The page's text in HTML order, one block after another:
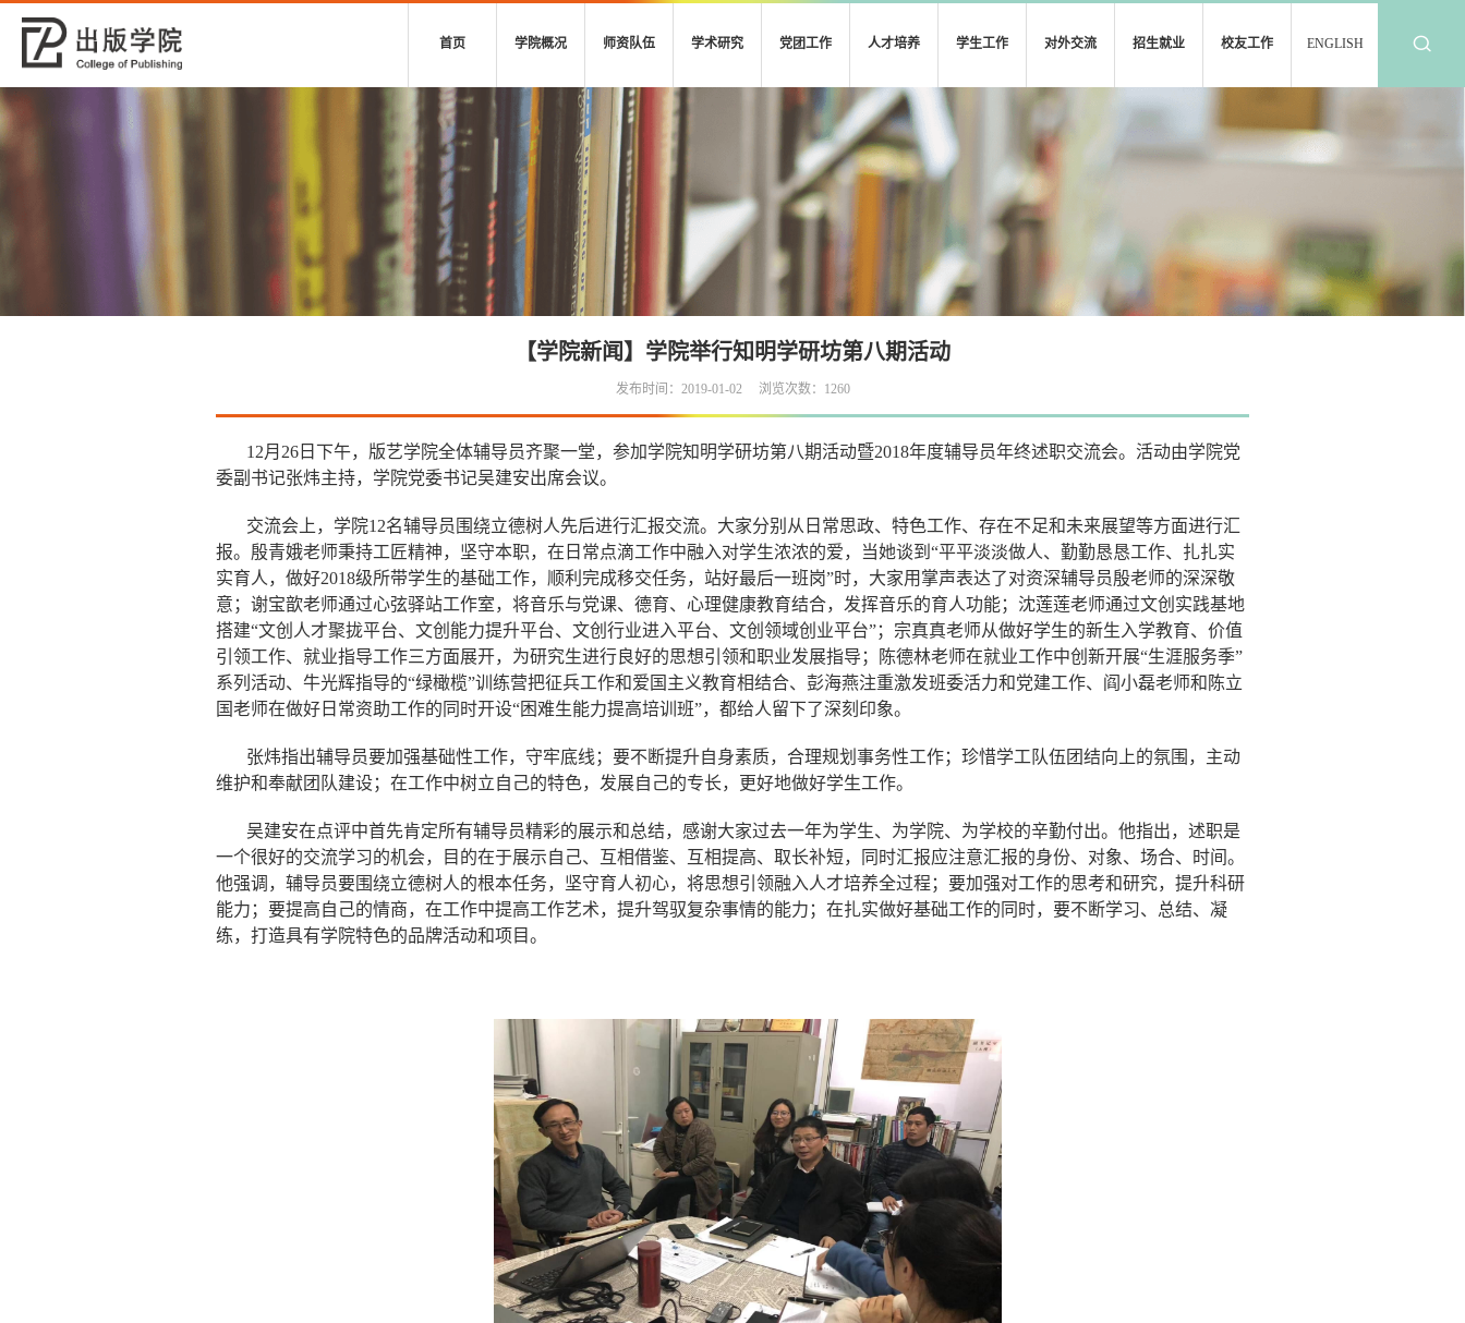
首页 学院概况 师资队伍 学术研究 党团工作 人才培养 学生工作 对外交流 招生就业 校友工作 ENGLISH
【学院新闻】学院举行知明学研坊第八期活动
发布时间：2019-01-02 浏览次数： 1260
12月 26 日下午，版艺学院全体辅导员齐聚一堂，参加学院知明学研坊第八期活动暨2018年度辅导员年终述职交流会。活动由学院党
委副书记张炜主持，学院党委书记吴建安出席会议。
交流会上，学院12名辅导员围绕立德树人先后进行汇报交流。大家分别从日常思政、特色工作、存在不足和未来展望等方面进行汇
报。殷青娥老师秉持工匠精神，坚守本职，在日常点滴工作中融入对学生浓浓的爱，当她谈到“平平淡淡做人、勤勤恳恳工作、扎扎实
实育人，做好2018级所带学生的基础工作，顺利完成移交任务，站好最后一班岗”时，大家用掌声表达了对资深辅导员殷老师的深深敬
意；谢宝歆老师通过心弦驿站工作室，将音乐与党课、德育、心理健康教育结合，发挥音乐的育人功能；沈莲莲老师通过文创实践基地
搭建“文创人才聚拢平台、文创能力提升平台、文创行业进入平台、文创领域创业平台”；宗真真老师从做好学生的新生入学教育、价值
引领工作、就业指导工作三方面展开，为研究生进行良好的思想引领和职业发展指导；陈德林老师在就业工作中创新开展“生涯服务季”
系列活动、牛光辉指导的“绿橄榄”训练营把征兵工作和爱国主义教育相结合、彭海燕注重激发班委活力和党建工作、阎小磊老师和陈立
国老师在做好日常资助工作的同时开设“困难生能力提高培训班”，都给人留下了深刻印象。
张炜指出辅导员要加强基础性工作，守牢底线；要不断提升自身素质，合理规划事务性工作；珍惜学工队伍团结向上的氛围，主动
维护和奉献团队建设；在工作中树立自己的特色，发展自己的专长，更好地做好学生工作。
吴建安在点评中首先肯定所有辅导员精彩的展示和总结，感谢大家过去一年为学生、为学院、为学校的辛勤付出。他指出，述职是
一个很好的交流学习的机会，目的在于展示自己、互相借鉴、互相提高、取长补短，同时汇报应注意汇报的身份、对象、场合、时间。
他强调，辅导员要围绕立德树人的根本任务，坚守育人初心，将思想引领融入人才培养全过程；要加强对工作的思考和研究，提升科研
能力；要提高自己的情商，在工作中提高工作艺术，提升驾驭复杂事情的能力；在扎实做好基础工作的同时，要不断学习、总结、凝
练，打造具有学院特色的品牌活动和项目。